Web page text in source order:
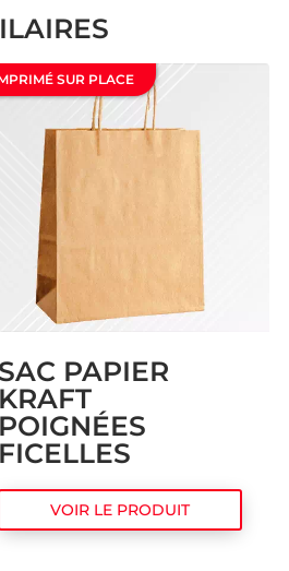
SAC PAPIER
KRAFT
POIGNÉES
FICELLES
VOIR LE PRODUIT
SUR PLACE